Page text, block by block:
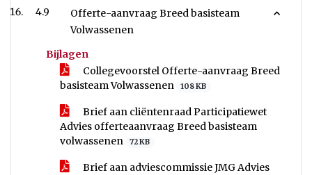
4.9
Offerte-aanvraag Breed basisteam
Volwassenen
Bijlagen
Collegevoorstel Offerte-aanvraag Breed
basisteam Volwassenen
108 KB
Brief aan cliëntenraad Participatiewet
Advies offerteaanvraag Breed basisteam
volwassenen
72 KB
Brief aan adviescommissie JMG Advies